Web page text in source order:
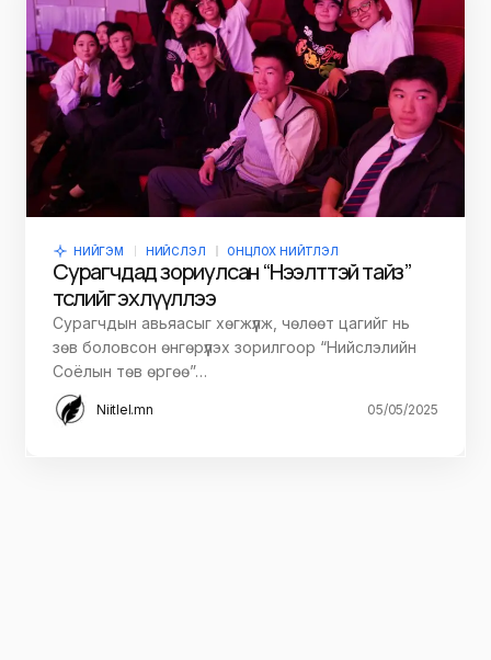
НИЙГЭМ НИЙСЛЭЛ ОНЦЛОХ НИЙТЛЭЛ
Сурагчдад зориулсан “Нээлттэй тайз”
төслийг эхлүүллээ
Сурагчдын авьяасыг хөгжүүлж, чөлөөт цагийг нь
зөв боловсон өнгөрүүлэх зорилгоор “Нийслэлийн
Соёлын төв өргөө”…
Niitlel.mn 05/05/2025